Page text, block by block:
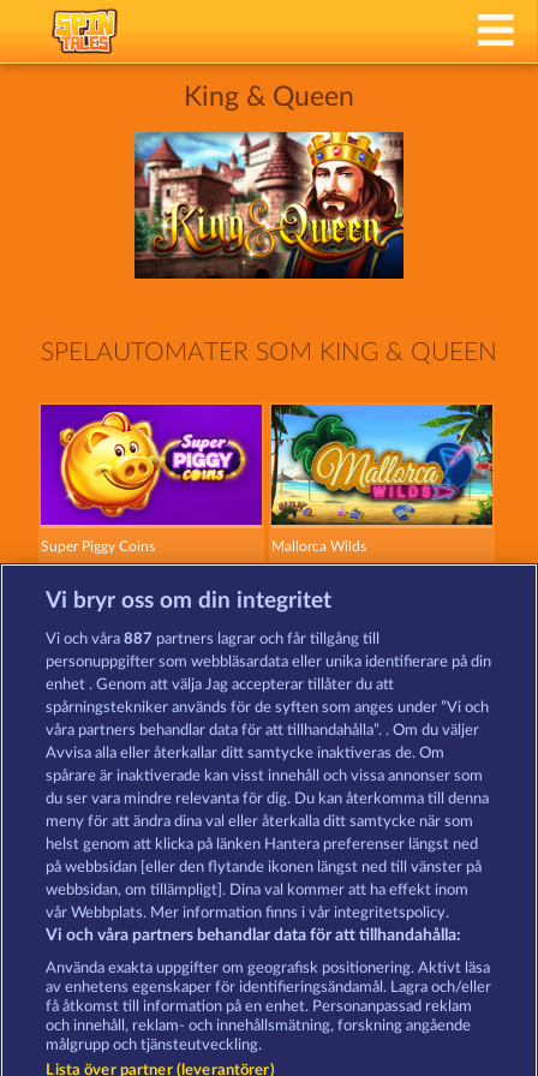
King & Queen
SPELAUTOMATER SOM KING & QUEEN
Super Piggy Coins Mallorca Wilds
Dead Legion Fort Brave
Användarvillkor Sekretesspolicy Avtryck
Om Företaget FAQ Partnerprogram
Facebook
Skicka in en begäran om att ångra köpet
Vi bryr oss om din integritet
Vi och våra887 partners lagrar och får tillgång till
personuppgifter som webbläsardata eller unika identifierare på din
enhet . Genom att välja Jag accepterar tillåter du att
spårningstekniker används för de syften som anges under ”Vi och
våra partners behandlar data för att tillhandahålla”. . Om du väljer
Avvisa alla eller återkallar ditt samtycke inaktiveras de. Om
spårare är inaktiverade kan visst innehåll och vissa annonser som
du ser vara mindre relevanta för dig. Du kan återkomma till denna
meny för att ändra dina val eller återkalla ditt samtycke när som
helst genom att klicka på länken Hantera preferenser längst ned
på webbsidan [eller den flytande ikonen längst ned till vänster på
webbsidan, om tillämpligt]. Dina val kommer att ha effekt inom
vår Webbplats. Mer information finns i vår integritetspolicy.
Vi och våra partners behandlar data för att tillhandahålla:
Använda exakta uppgifter om geografisk positionering. Aktivt läsa
av enhetens egenskaper för identifieringsändamål. Lagra och/eller
få åtkomst till information på en enhet. Personanpassad reklam
och innehåll, reklam- och innehållsmätning, forskning angående
målgrupp och tjänsteutveckling.
Lista över partner (leverantörer)